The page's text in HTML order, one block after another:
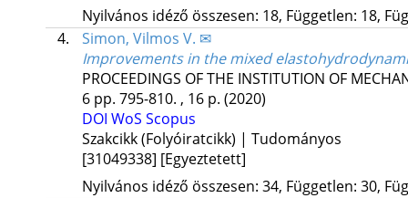
Nyilvános idéző összesen: 18, Független: 18,
4.
Simon, Vilmos V. ✉
Improvements in the mixed
PROCEEDINGS OF THE INSTITUTION OF
6 pp. 795-810. , 16 p. (2020)
DOI WoS Scopus
Szakcikk (Folyóiratcikk) | Tudományos
[31049338] [Egyeztetett]
Nyilvános idéző összesen: 34, Független: 30,